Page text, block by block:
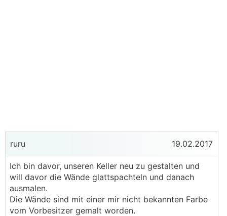
ruru 19.02.2017
Ich bin davor, unseren Keller neu zu gestalten und
will davor die Wände glattspachteln und danach
ausmalen.
Die Wände sind mit einer mir nicht bekannten Farbe
vom Vorbesitzer gemalt worden.